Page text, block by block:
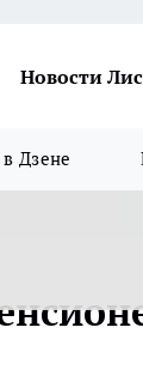
Новости
Дзене